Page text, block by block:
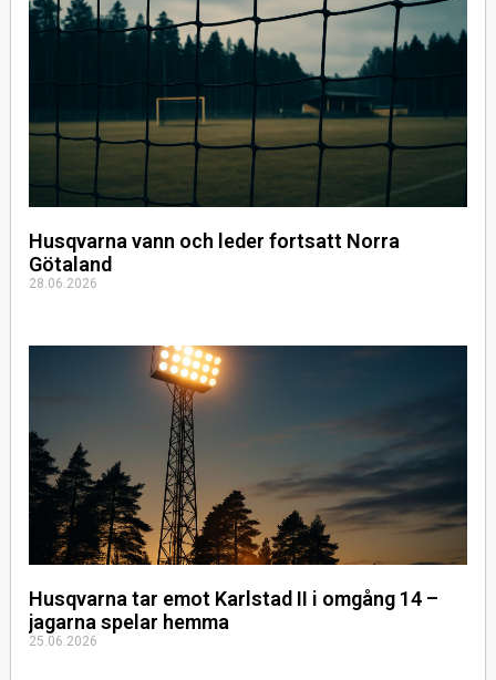
Husqvarna vann och leder fortsatt Norra
Götaland
28.06.2026
Husqvarna tar emot Karlstad II i omgång 14 –
jagarna spelar hemma
25.06.2026